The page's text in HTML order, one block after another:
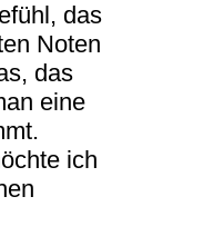
das
Noten
das
eine
ich